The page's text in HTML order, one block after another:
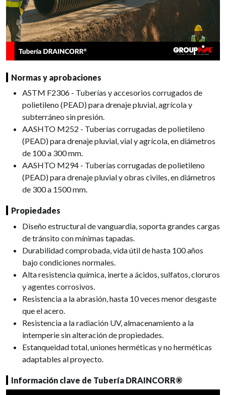
Normas y aprobaciones
ASTM F2306 - Tuberías y accesorios corrugados de
polietileno (PEAD) para drenaje pluvial, agrícola y
subterráneo sin presión.
AASHTO M252 - Tuberías corrugadas de polietileno
(PEAD) para drenaje pluvial, vial y agrícola, en diámetros
de 100 a 300 mm.
AASHTO M294 - Tuberías corrugadas de polietileno
(PEAD) para drenaje pluvial y obras civiles, en diámetros
de 300 a 1500 mm.
Propiedades
Diseño estructural de vanguardia, soporta grandes cargas
de tránsito con mínimas tapadas.
Durabilidad comprobada, vida útil de hasta 100 años
bajo condiciones normales.
Alta resistencia química, inerte a ácidos, sulfatos, cloruros
y agentes corrosivos.
Resistencia a la abrasión, hasta 10 veces menor desgaste
que el acero.
Resistencia a la radiación UV, almacenamiento a la
intemperie sin alteración de propiedades.
Estanqueidad total, uniones herméticas y no herméticas
adaptables al proyecto.
Información clave de Tubería DRAINCORR®